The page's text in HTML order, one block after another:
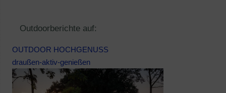
Outdoorberichte auf:
OUTDOOR HOCHGENUSS
draußen-aktiv-genießen